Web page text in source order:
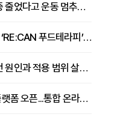
팔 들기 어려운 오십견, 통증 줄었다고 운동 멈추면 안 되는 이유 [이병욱 원장 칼럼]
리엔에이치, 암경험자 대상 ‘RE:CAN 푸드테라피’ 운영
손발 다한증 보톡스, 시술 전 원인과 적용 범위 살펴야 [강윤일 원장 칼럼]
MARKETING SWITCH 플랫폼 오픈...통합 온라인 마케팅 서비스 확대